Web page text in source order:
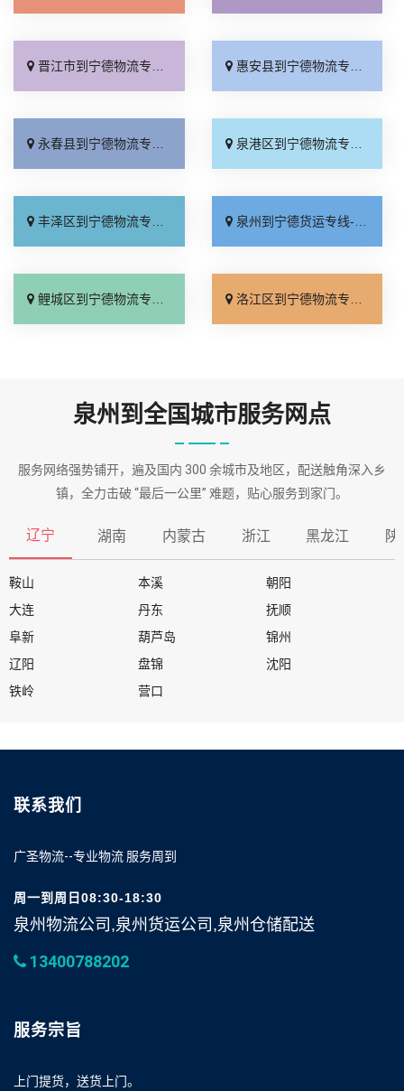
晋江市到宁德物流专线_专线直达「按时送达」 惠安县到宁德物流专线_专业调车「实时跟踪 」
永春县到宁德物流专线_专业靠谱「专线查询」 泉港区到宁德物流专线_限时必达「全境派送」
丰泽区到宁德物流专线_市县派送「快速直达」 泉州到宁德货运专线-泉州到宁德物流公司_直达不中转「限时必达」
鲤城区到宁德物流专线_一站直达「随叫随到」 洛江区到宁德物流专线_费用多少「专业可靠」
泉州到全国城市服务网点
服务网络强势铺开，遍及国内 300 余城市及地区，配送触角深入乡
镇，全力击破 “最后一公里” 难题，贴心服务到家门。
辽宁 湖南 内蒙古 浙江 黑龙江 陕
鞍山 本溪
朝阳
大连
丹东
抚顺
阜新
葫芦岛
锦州
辽阳
盘锦
沈阳
铁岭
营口
联系我们
广圣物流--专业物流 服务周到
周一到周日08:30-18:30
泉州物流公司,泉州货运公司,泉州仓储配送
13400788202
服务宗旨
上门提货，送货上门。